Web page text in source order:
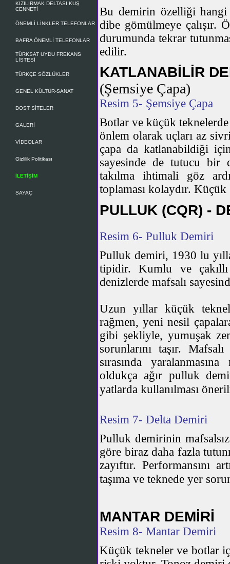
KIZILIRMAK DELTASI KUŞ
CENNETİ
ÖNEMLİ LİNKLER TELEFONLAR
BAFRA ÖNEMLİ TELEFONLAR
TÜRKSAT UYDU FREKANS
LİSTESİ
TÜRKÇE SÖZLÜKLER
GENEL KÜLTÜR-SANAT
DOST SİTELER
GALERİ
VİDEOLAR
Gizlilik Politikası
İLETİŞİM
SAYAÇ
Bu demirin özelliği hangi
dibe gömülmeye çalışır.
durumunda tekrar
edilir.
KATLANABİLİR
(Şemsiye Çapa)
Resim 5- Şemsiye Çapa
Botlar ve küçük teknelerde
önlem olarak uçları az
çapa da katlanabildiği
sayesinde de tutucu bir
takılma ihtimali göz
toplaması kolaydır.
PULLUK (CQR) -
Resim 6- Pulluk Demiri
Pulluk demiri, 1930 lu
tipidir. Kumlu ve
denizlerde mafsalı
Uzun yıllar küçük
rağmen, yeni nesil
gibi şekliyle, yumuşak
sorunlarını taşır.
sırasında
oldukça ağır pulluk
yatlarda kullanılması
Resim 7- Delta Demiri
Pulluk demirinin
göre biraz daha fazla
zayıftır. Performansını
taşıma ve teknede yer
MANTAR DEMİRİ
Resim 8- Mantar Demiri
Küçük tekneler ve botlar